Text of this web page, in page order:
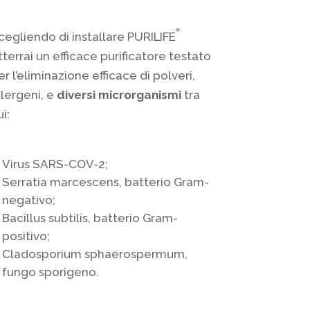
di installare PURILIFE
®
un efficace purificatore testato
l’eliminazione efficace di polveri,
e diversi microrganismitra
Virus SARS-COV-2;
Serratia marcescens, batterio Gram-
negativo;
Bacillus subtilis, batterio Gram-
positivo;
Cladosporium sphaerospermum,
fungo sporigeno.